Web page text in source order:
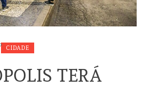
CIDADE
TERÁ